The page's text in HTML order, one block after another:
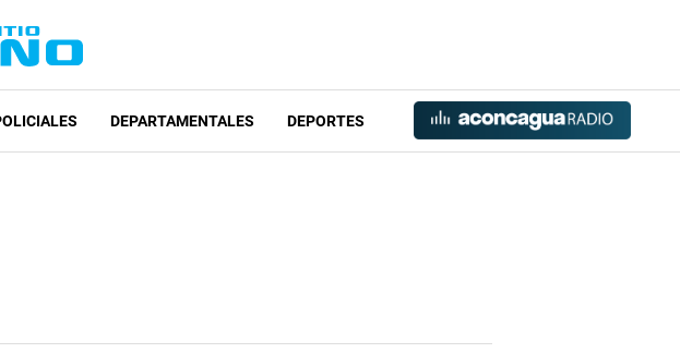
DEPARTAMENTALES DEPORTES